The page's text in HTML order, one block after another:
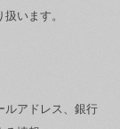
います。
アドレス、銀行